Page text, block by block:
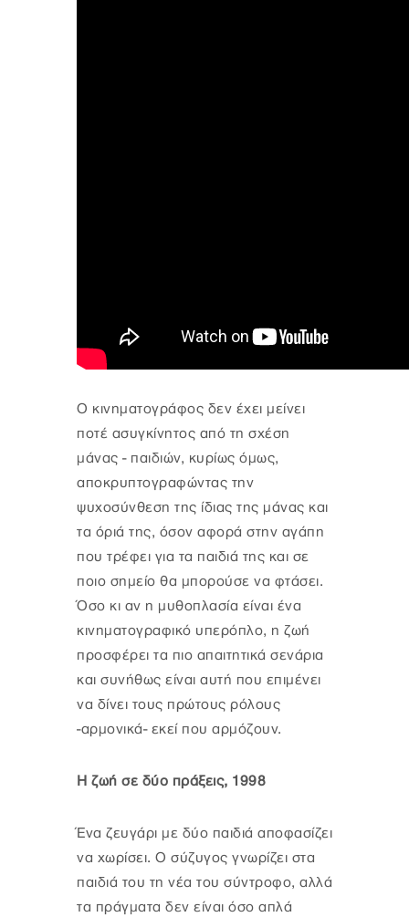
Ο κινηματογράφος δεν έχει μείνει
ποτέ ασυγκίνητος από τη σχέση
μάνας - παιδιών, κυρίως όμως,
αποκρυπτογραφώντας την
ψυχοσύνθεση της ίδιας της μάνας και
τα όριά της, όσον αφορά στην αγάπη
που τρέφει για τα παιδιά της και σε
ποιο σημείο θα μπορούσε να φτάσει.
Όσο κι αν η μυθοπλασία είναι ένα
κινηματογραφικό υπερόπλο, η ζωή
προσφέρει τα πιο απαιτητικά σενάρια
και συνήθως είναι αυτή που επιμένει
να δίνει τους πρώτους ρόλους
-αρμονικά- εκεί που αρμόζουν.
Η ζωή σε δύο πράξεις, 1998
Ένα ζευγάρι με δύο παιδιά αποφασίζει
να χωρίσει. Ο σύζυγος γνωρίζει στα
παιδιά του τη νέα του σύντροφο, αλλά
τα πράγματα δεν είναι όσο απλά